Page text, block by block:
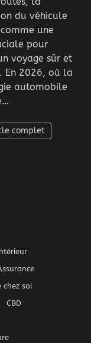
du véhicule
une
pour
voyage sûr et
En 2026, où la
automobile
complet
chez soi
CBD